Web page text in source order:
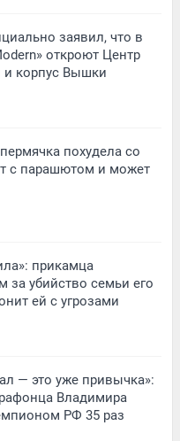
заявил, что в
откроют Центр
и корпус Вышки
похудела со
с парашютом и может
прикамца
за убийство семьи его
ей с угрозами
— это уже привычка»:
Владимира
РФ 35 раз